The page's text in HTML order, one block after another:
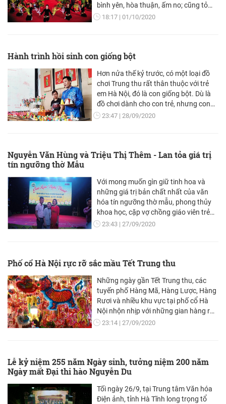
bình yên, hòa thuận, ấm no; cũng tỏ
lòng thành kính với thiên nhiên qua
tiên. Trong đó, có một tục lệ cúng kiến
tâm thức dân gian người Việt là cúng
rằm.
18:17 01/10/2020
Hành trình hồi sinh con giống bột
Hơn nửa thế kỷ trước, có một loại đồ
chơi Trung thu rất thân thuộc với trẻ
em Hà Nội, đó là con giống bột. Dù là
đồ chơi dành cho con trẻ, nhưng con
giống bột mang đặc trưng văn hóa Hà
đã thất truyền. Nhưng một nhà nghiên
thuở xưa…
23:47 28/09/2020
Nguyễn Văn Hùng và Triệu Thị Thêm - Lan tỏa giá trị
tín ngưỡng thờ Mẫu
Với mong muốn gìn giữ tinh hoa và
những giá trị bản chất nhất của văn
hóa tín ngưỡng thờ mẫu, phong thủy
khoa học, cặp vợ chồng giáo viên trẻ
Nguyễn Văn Hùng và Triệu Thị Thêm
23:43 27/09/2020
Phố cổ Hà Nội rực rỡ sắc mầu Tết Trung thu
Những ngày gần Tết Trung thu, các
tuyến phố Hàng Mã, Hàng Lược, Hàng
Rươi và nhiều khu vực tại phố cổ Hà
Nội nhộn nhịp với những gian hàng rực
rỡ, và trở thành địa điểm vui chơi, tham
23:14 27/09/2020
Lễ kỷ niệm 255 năm Ngày sinh, tưởng niệm 200 năm
Ngày mất Đại thi hào Nguyễn Du
Tối ngày 26/9, tại Trung tâm Văn hóa
Điện ảnh, tỉnh Hà Tĩnh long trọng tổ